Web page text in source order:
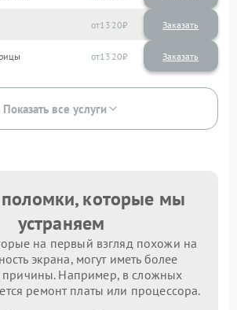
1320
1320
Показать все услуги
которые мы
устраняем
на первый взгляд похожи на
экрана, могут иметь более
причины. Например, в сложных
ремонт платы или процессора.